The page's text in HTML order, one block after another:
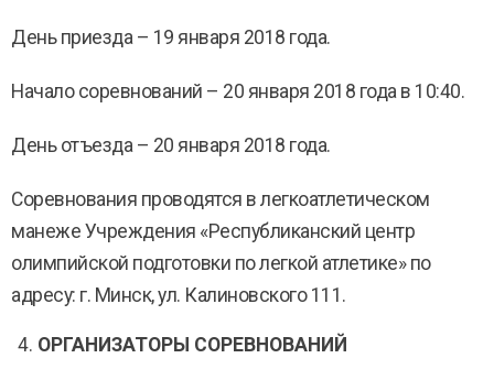
День приезда – 19 января 2018 года.
Начало соревнований – 20 января 2018 года в 10:40.
День отъезда – 20 января 2018 года.
Соревнования проводятся в легкоатлетическом
манеже Учреждения «Республиканский центр
олимпийской подготовки по легкой атлетике» по
адресу: г. Минск, ул. Калиновского 111.
ОРГАНИЗАТОРЫ СОРЕВНОВАНИЙ